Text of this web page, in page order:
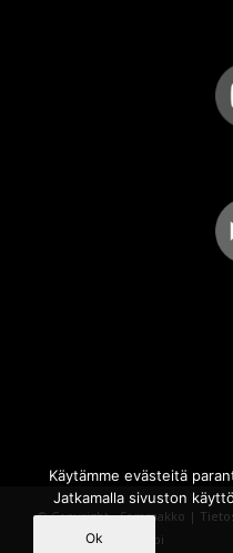
© Copyright - Sammakko |
Powered by
iQWebbi
Käytämme evästeitä
Jatkamalla sivuston
Ok